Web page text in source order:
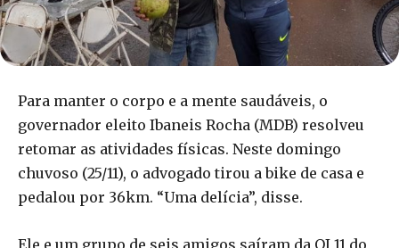
Para manter o corpo e a mente saudáveis, o
governador eleito Ibaneis Rocha (MDB) resolveu
retomar as atividades físicas. Neste domingo
chuvoso (25/11), o advogado tirou a bike de casa e
pedalou por 36km. “Uma delícia”, disse.